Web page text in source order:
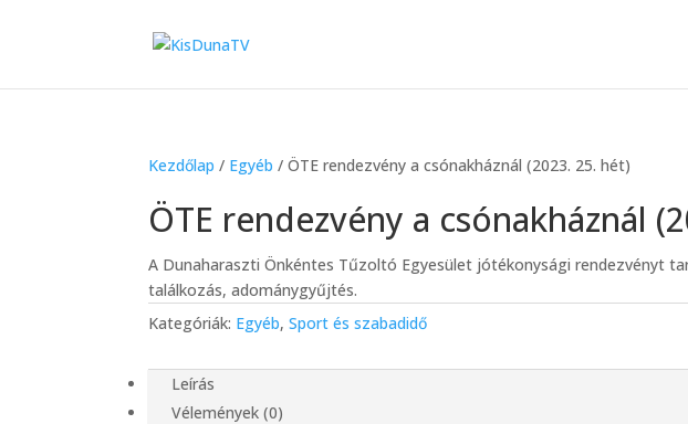
Kezdőlap / Egyéb / ÖTE rendezvény a csónakháznál (2023. 25. hét)
ÖTE rendezvény a csónakháznál
A Dunaharaszti Önkéntes Tűzoltó Egyesület jótékonysági rendezvényt
találkozás, adománygyűjtés.
Kategóriák: Egyéb,Sport és szabadidő
Leírás
Vélemények (0)